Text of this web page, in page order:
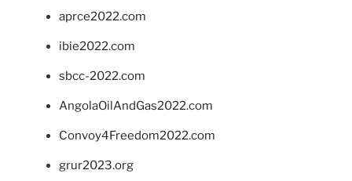
aprce2022.com
ibie2022.com
sbcc-2022.com
AngolaOilAndGas2022.com
Convoy4Freedom2022.com
grur2023.org